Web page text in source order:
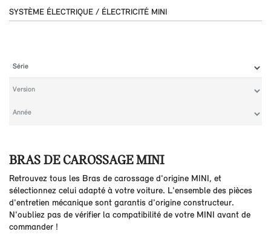
SYSTÈME ÉLECTRIQUE / ÉLECTRICITÉ MINI
BRAS DE CAROSSAGE MINI
Retrouvez tous les Bras de carossage d'origine MINI, et
sélectionnez celui adapté à votre voiture. L'ensemble des pièces
d'entretien mécanique sont garantis d'origine constructeur.
N'oubliez pas de vérifier la compatibilité de votre MINI avant de
commander !